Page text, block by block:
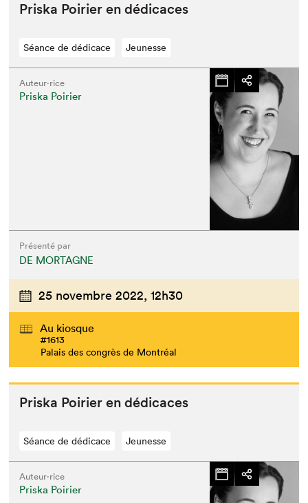
Priska Poiri­er en dédicaces
Séance de dédicace Jeunesse
Auteur·rice
Priska Poirier
Présenté par
DE MORTAGNE
25 novembre 2022, 12h30
Au kiosque
#1613
Palais des congrès de Montréal
Priska Poiri­er en dédicaces
Séance de dédicace Jeunesse
Auteur·rice
Priska Poirier